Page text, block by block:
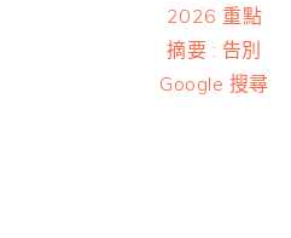
Post:
2026 重點
摘要 : 告別
Google 搜尋